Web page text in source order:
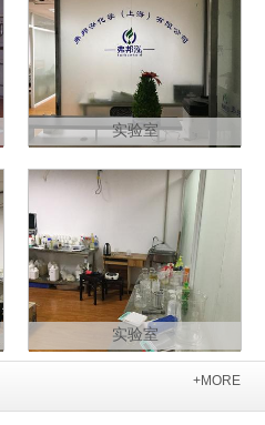
实验室
实验室
+MORE